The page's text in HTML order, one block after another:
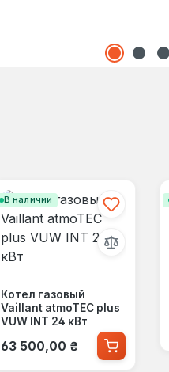
В наличии
Котел газовый
Vaillant atmoTEC plus
VUW INT 24 кВт
Обычная цена:
63 500,00 ₴